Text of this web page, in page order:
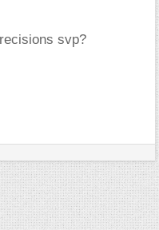
svp?